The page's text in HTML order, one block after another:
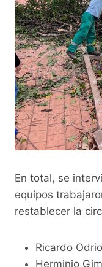
En total, se
equipos
restablecer la
Ricardo
Herminio